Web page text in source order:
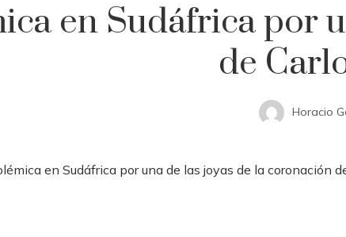
en Sudáfrica por
de
Horacio